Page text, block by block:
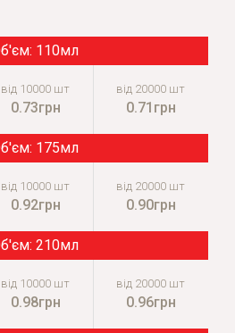
110мл
0.73грн 0.71грн
175мл
0.92грн 0.90грн
210мл
0.98грн 0.96грн